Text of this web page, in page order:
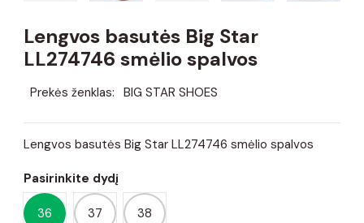
Lengvos basutės Big Star
LL274746 smėlio spalvos
Prekės ženklas: BIG STAR SHOES
Lengvos basutės Big Star LL274746 smėlio spalvos
Pasirinkite dydį
36 37 38